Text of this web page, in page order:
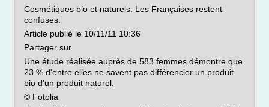
Cosmétiques bio et naturels. Les Françaises restent
confuses.
Article publié le 10/11/11 10:36
Partager sur
Une étude réalisée auprès de 583 femmes démontre que
23 % d'entre elles ne savent pas différencier un produit
bio d'un produit naturel.
© Fotolia